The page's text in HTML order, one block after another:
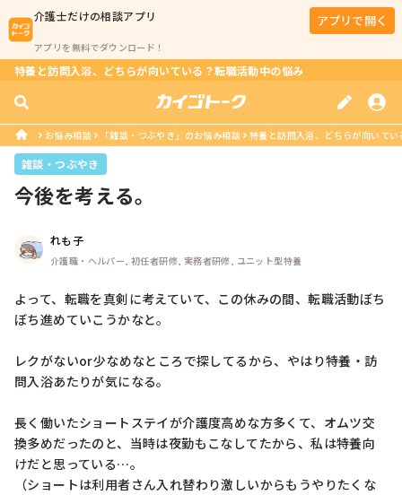
介護士だけの相談アプリ
アプリを無料でダウンロード！
アプリで開く
特養と訪問入浴、どちらが向いている？転職活動中の悩み
お悩み相談 「雑談・つぶやき」のお悩み相談 特養と訪問入浴、どちらが向いて
雑談・つぶやき
今後を考える。
れも子
介護職・ヘルパー, 初任者研修, 実務者研修, ユニット型特養
よって、転職を真剣に考えていて、この休みの間、転職活動ぼち
ぼち進めていこうかなと。
レクがないor少なめなところで探してるから、やはり特養・訪
問入浴あたりが気になる。
長く働いたショートステイが介護度高めな方多くて、オムツ交
換多めだったのと、当時は夜勤もこなしてたから、私は特養向
けだと思っている…。
（ショートは利用者さん入れ替わり激しいからもうやりたくな